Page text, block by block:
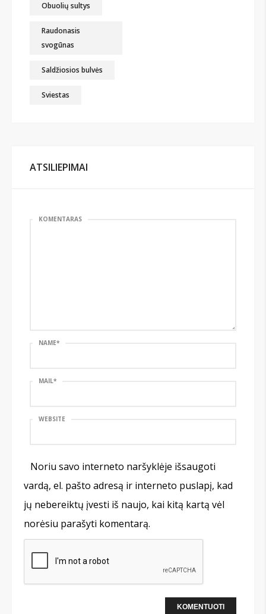
Obuolių sultys
Raudonasis
svogūnas
Saldžiosios bulvės
Sviestas
ATSILIEPIMAI
KOMENTARAS
NAME*
MAIL*
WEBSITE
Noriu savo interneto naršyklėje išsaugoti
vardą, el. pašto adresą ir interneto puslapį, kad
jų nebereiktų įvesti iš naujo, kai kitą kartą vėl
norėsiu parašyti komentarą.